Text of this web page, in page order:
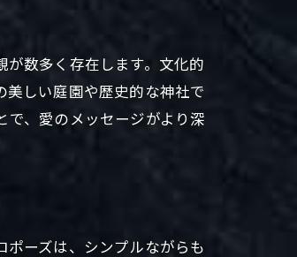
数多く存在します。文化的
しい庭園や歴史的な神社で
、愛のメッセージがより深
ーズは、シンプルながらも